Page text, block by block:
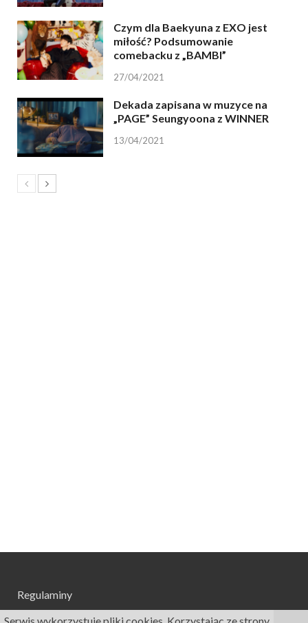
Czym dla Baekyuna z EXO jest
miłość? Podsumowanie
comebacku z „BAMBI”
27/04/2021
Dekada zapisana w muzyce na
„PAGE” Seungyoona z WINNER
13/04/2021
Regulaminy